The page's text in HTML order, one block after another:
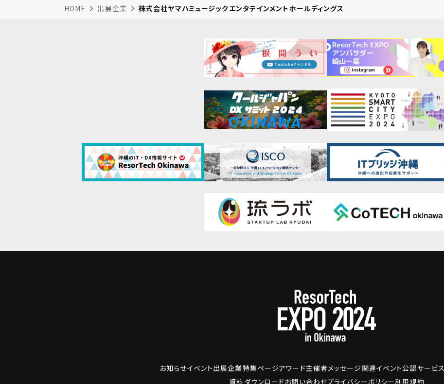
HOME 出展企業 株式会社ヤマハミュージックエンタテインメントホールディングス
お知らせイベント出展企業特集ページアワード主催者メッセージ 関連イベント公認サービス
資料ダウンロードお問い合わせプライバシーポリシー利用規約